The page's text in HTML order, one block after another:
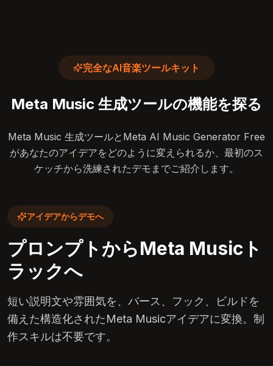
完全なAI音楽ツールキット
Meta Music 生成ツールの機能を探る
Meta Music 生成ツールとMeta AI Music Generator Free
があなたのアイデアをどのように変えられるか、最初のス
ケッチから洗練されたデモまでご紹介します。
アイデアからデモへ
プロンプトからMeta Musicト
ラックへ
短い説明文や雰囲気を、バース、フック、ビルドを
備えた構造化されたMeta Musicアイデアに変換。制
作スキルは不要です。